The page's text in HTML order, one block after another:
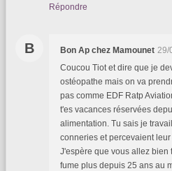
Répondre
B Bon Ap chez Mamounet 29/
Coucou Tiot et dire que je
ostéopathe mais on va
pas comme EDF Ratp
t'es vacances réservées
alimentation. Tu sais je
conneries et percevaient
J'espère que vous allez bien
fume plus depuis 25 ans au